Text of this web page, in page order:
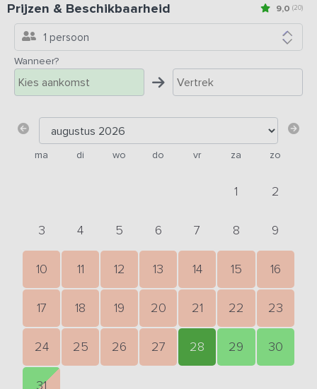
9,0 (20)
Prijzen & Beschikbaarheid
1 persoon
Wanneer?
ma di wo do vr za zo
1 2
3 4 5 6 7 8 9
10 11 12 13 14 15 16
17 18 19 20 21 22 23
24 25 26 27 28 29 30
31